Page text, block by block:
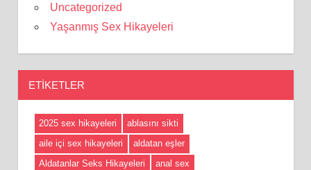
Uncategorized
Yaşanmış Sex Hikayeleri
ETIKETLER
2025 sex hikayeleri
ablasını sikti
aile içi sex hikayeleri
aldatan eşler
Aldatanlar Seks Hikayeleri
anal sex